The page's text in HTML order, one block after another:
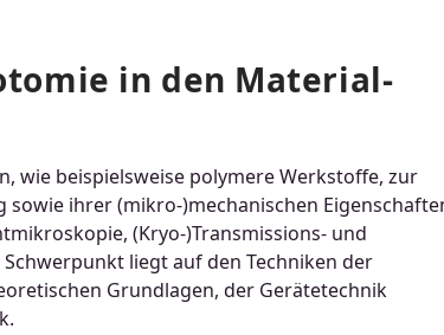
in den Material-
wie beispielsweise polymere Werkstoffe, zur
ihrer (mikro-)mechanischen
(Kryo-)Transmissions- und
liegt auf den Techniken der
Grundlagen, der Gerätetechnik